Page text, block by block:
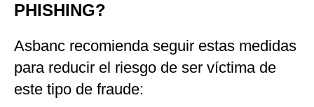
PHISHING?
Asbanc recomienda seguir estas medidas
para reducir el riesgo de ser víctima de
este tipo de fraude: